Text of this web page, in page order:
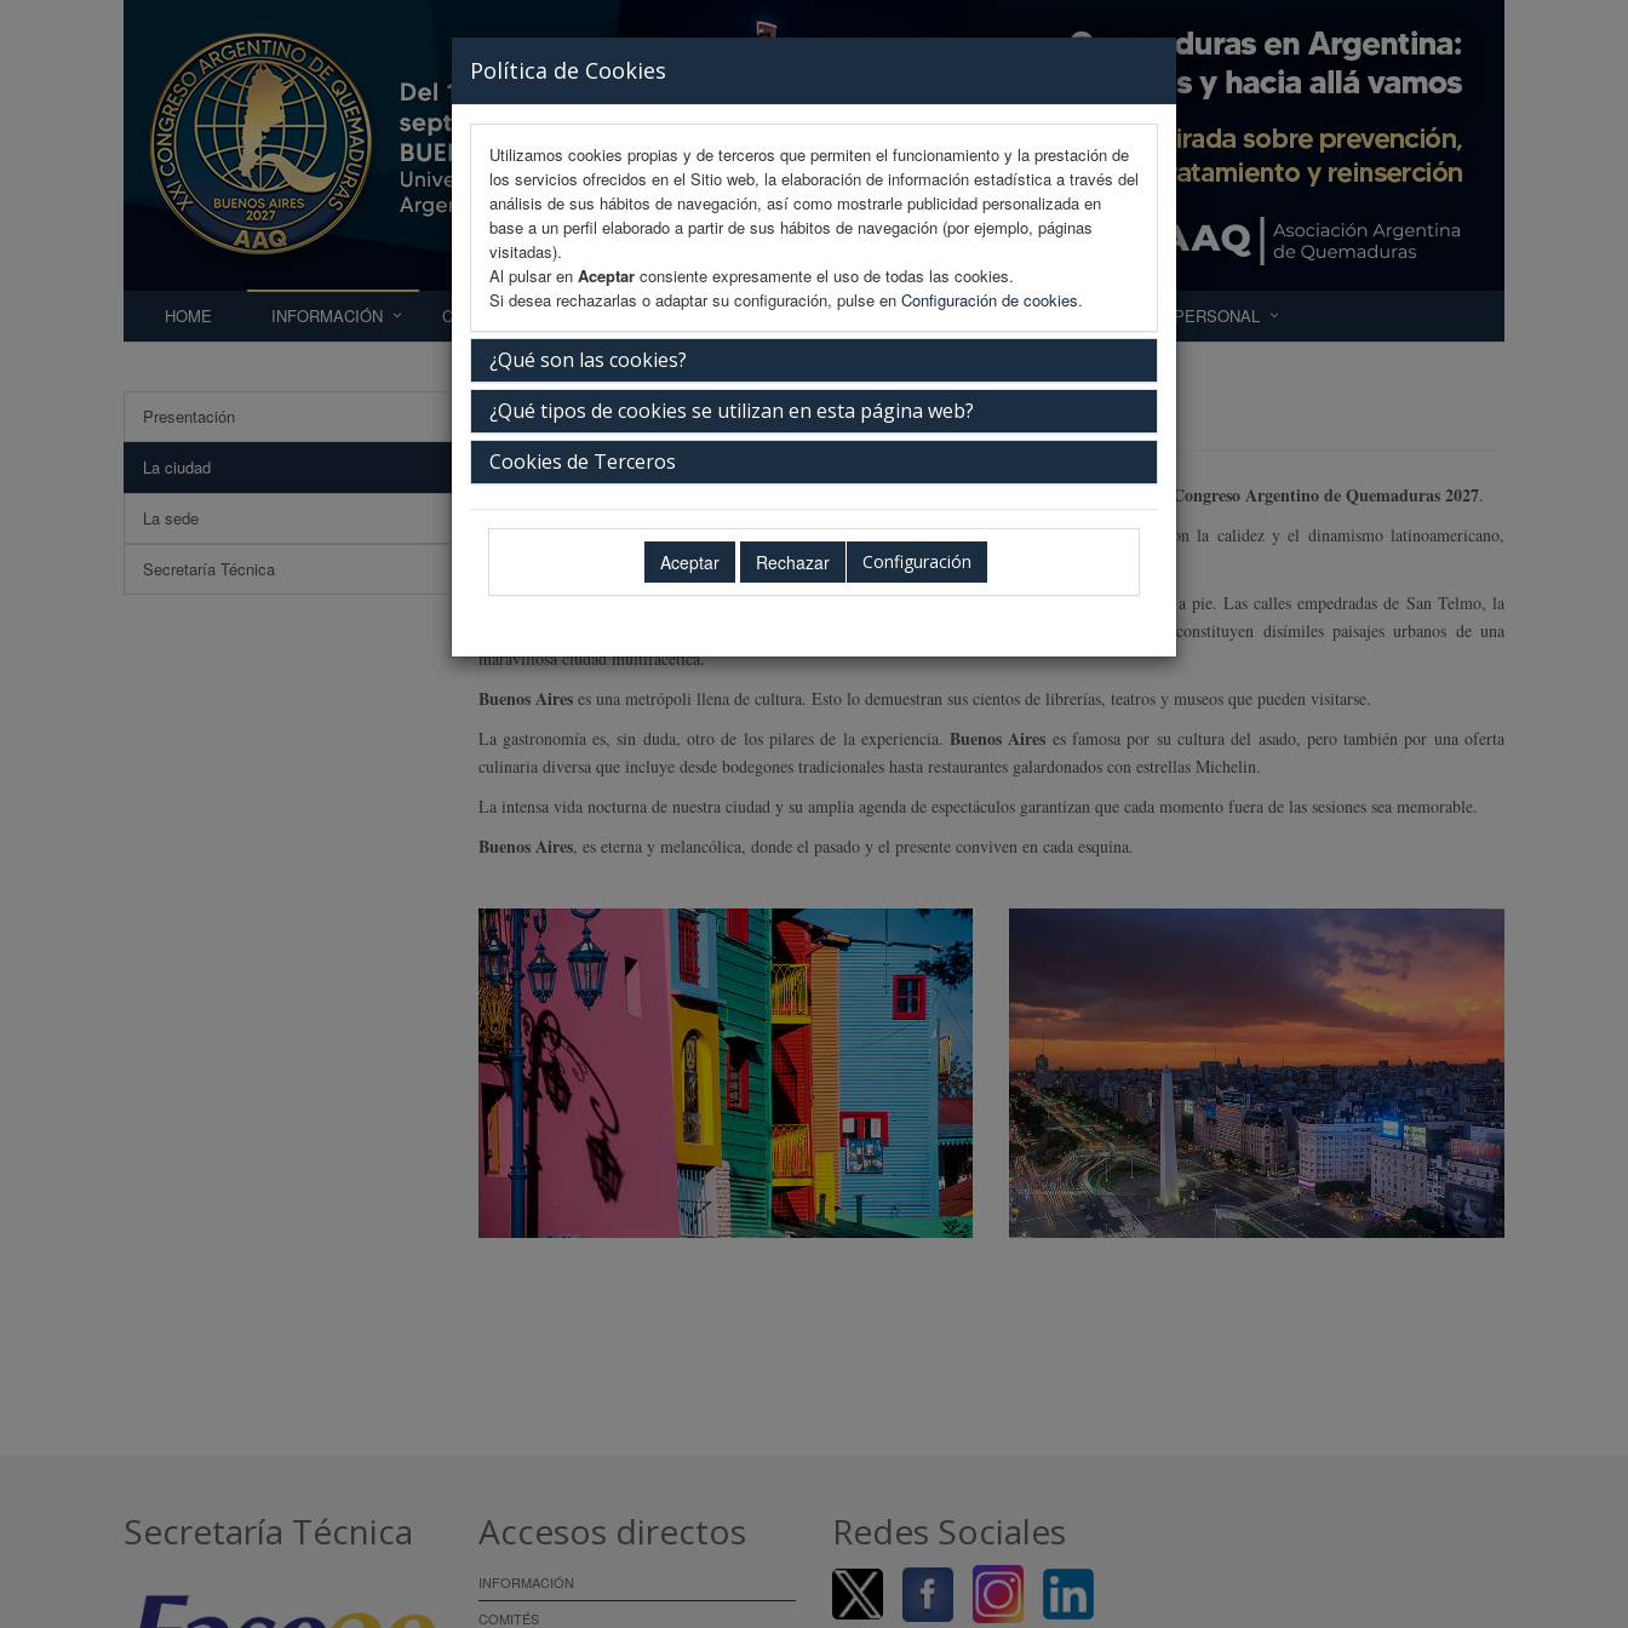
Política de Cookies
Utilizamos cookies propias y de terceros que permiten el funcionamiento y la prestación de
los servicios ofrecidos en el Sitio web, la elaboración de información estadística a través del
análisis de sus hábitos de navegación, así como mostrarle publicidad personalizada en
base a un perfil elaborado a partir de sus hábitos de navegación (por ejemplo, páginas
visitadas).
Al pulsar en Aceptar consiente expresamente el uso de todas las cookies.
Si desea rechazarlas o adaptar su configuración, pulse en Configuración de cookies.
¿Qué son las cookies?
¿Qué tipos de cookies se utilizan en esta página web?
Cookies de Terceros
Configuración
HOME INFORMACIÓN COMITÉS AREA CIENTÍFICA INSCRIPCIÓN EXP. COMERCIAL ÁREA PERSONAL
Presentación
La ciudad
La sede
Secretaría Técnica
La Ciudad
XXI Congreso Argentino de Quemaduras 2027.
Conocida como la "Reina del Plata", la ciudad combina el encanto europeo de su arquitectura con la calidez y el dinamismo latinoamericano,
ofreciendo una experiencia que trasciende lo académico.
La fisonomía porteña cautiva a primera vista por lo que se trata de una ciudad ideal para recorrerla a pie. Las calles empedradas de San Telmo, la
modernidad sofisticada de Puerto Madero, la elegancia de Recoleta y el colorido de La Boca constituyen disímiles paisajes urbanos de una
maravillosa ciudad multifacética.
Buenos Aireses una metrópoli llena de cultura. Esto lo demuestran sus cientos de librerías, teatros y museos que pueden visitarse.
La gastronomía es, sin duda, otro de los pilares de la experiencia.Buenos Aires es famosa por su cultura del asado, pero también por una oferta
culinaria diversa que incluye desde bodegones tradicionales hasta restaurantes galardonados con estrellas Michelin.
La intensa vida nocturna de nuestra ciudad y su amplia agenda de espectáculos garantizan que cada momento fuera de las sesiones sea memorable.
Buenos Aires, es eterna y melancólica, donde el pasado y el presente conviven en cada esquina.
Secretaría Técnica Accesos directos
INFORMACIÓN
COMITÉS
Redes Sociales